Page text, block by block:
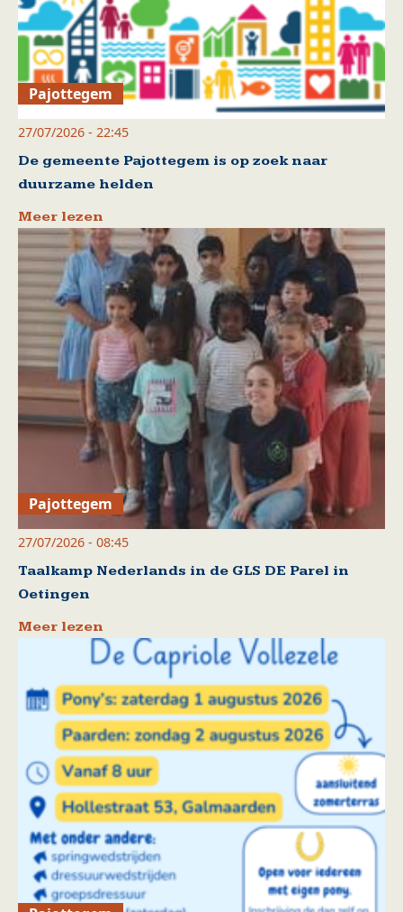
Pajottegem
27/07/2026 - 22:45
De gemeente Pajottegem is op zoek naar
duurzame helden
Meer lezen
Pajottegem
27/07/2026 - 08:45
Taalkamp Nederlands in de GLS DE Parel in
Oetingen
Meer lezen